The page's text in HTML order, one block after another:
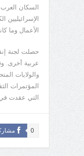
السكان
الإسرائيليين
الأعمال وما
حصلت لجنة
عربية أخرى.
والولايات
المؤتمرات
التي عقدت في
0